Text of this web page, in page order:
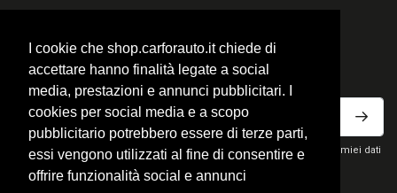
I cookie che shop.carforauto.it chiede di
accettare hanno finalità legate a social
media, prestazioni e annunci pubblicitari. I
cookies per social media e a scopo
pubblicitario potrebbero essere di terze parti,
essi vengono utilizzati al fine di consentire e
offrire funzionalità social e annunci
ISCRIVITI ALLA NEWSLETTER
Ho letto la privacy policy del sito e acconsento al trattamento dei miei dati
personali per ricevere comunicazioni commerciali.